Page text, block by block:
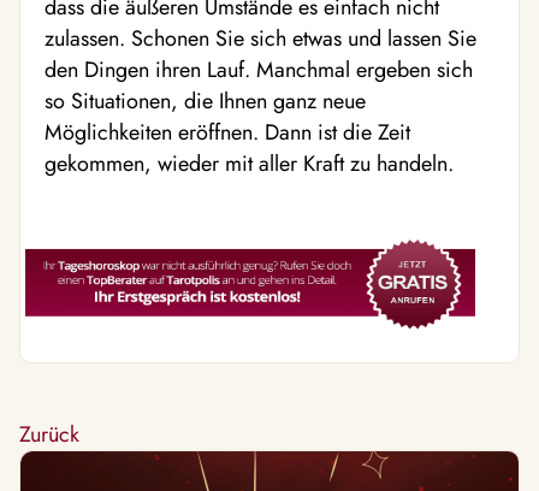
dass die äußeren Umstände es einfach nicht
zulassen. Schonen Sie sich etwas und lassen Sie
den Dingen ihren Lauf. Manchmal ergeben sich
so Situationen, die Ihnen ganz neue
Möglichkeiten eröffnen. Dann ist die Zeit
gekommen, wieder mit aller Kraft zu handeln.
Zurück